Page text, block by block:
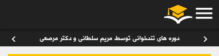
menu
chevron_right دوره های تندخوانی توسط مریم سلطانی و دکتر مرصعی chevron_left